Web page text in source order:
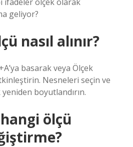
geliyor?
nasıl alınır?
basarak veya Ölçek
Nesneleri seçin ve
boyutlandırın.
ölçü